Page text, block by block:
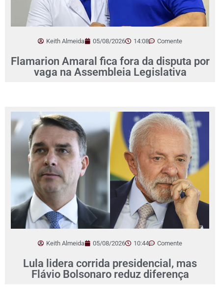
Keith Almeida 05/08/2026 14:08 Comente
Flamarion Amaral fica fora da disputa por
vaga na Assembleia Legislativa
Keith Almeida 05/08/2026 10:44 Comente
Lula lidera corrida presidencial, mas
Flávio Bolsonaro reduz diferença